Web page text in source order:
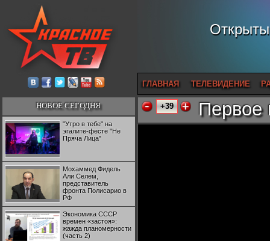
ГЛАВНАЯ ТЕЛЕВИДЕНИЕ
НОВОЕ СЕГОДНЯ
"Утро в тебе" на
эгалите-фесте "Не
Пряча Лица"
Мохаммед Фидель
Али Селем,
представитель
фронта Полисарио в
РФ
Экономика СССР
времен «застоя»:
жажда планомерности
(часть 2)
+39 Первое